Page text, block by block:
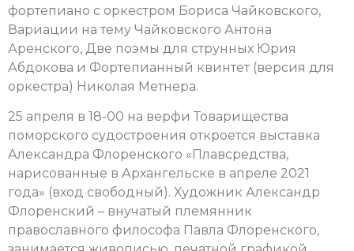
фортепиано с оркестром Бориса Чайковского,
Вариации на тему Чайковского Антона
Аренского, Две поэмы для струнных Юрия
Абдокова и Фортепианный квинтет (версия для
оркестра) Николая Метнера.
25 апреля в 18-00 на верфи Товарищества
поморского судостроения откроется выставка
Александра Флоренского «Плавсредства,
нарисованные в Архангельске в апреле 2021
года» (вход свободный). Художник Александр
Флоренский – внучатый племянник
православного философа Павла Флоренского,